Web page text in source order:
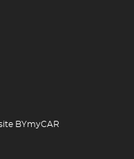
BYmyCAR